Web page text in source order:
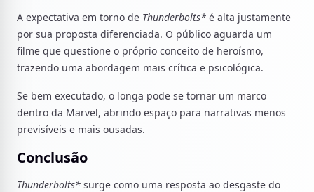
A expectativa em torno de Thunderbolts* é alta justamente
por sua proposta diferenciada. O público aguarda um
filme que questione o próprio conceito de heroísmo,
trazendo uma abordagem mais crítica e psicológica.
Se bem executado, o longa pode se tornar um marco
dentro da Marvel, abrindo espaço para narrativas menos
previsíveis e mais ousadas.
Conclusão
Thunderbolts* surge como uma resposta ao desgaste do